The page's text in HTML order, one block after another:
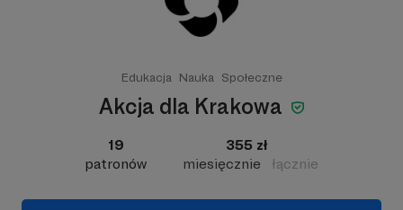
Edukacja Nauka Społeczne
Akcja dla Krakowa
19
patronów
355 zł
miesięcznie
łącznie